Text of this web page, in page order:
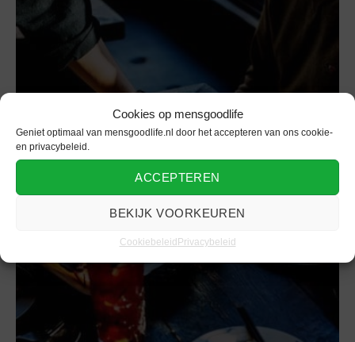
Cookies op mensgoodlife
Geniet optimaal van mensgoodlife.nl door het accepteren van ons cookie-
en privacybeleid.
ACCEPTEREN
BEKIJK VOORKEUREN
Cookiebeleid Privacybeleid
Eten
heerlijke ervaring